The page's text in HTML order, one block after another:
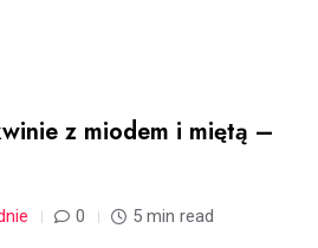
z miodem i miętą –
0 5 min read